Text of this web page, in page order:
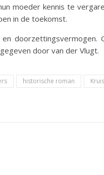
moeder kennis te
in de toekomst.
doorzettingsvermogen.
door van der Vlugt.
historische roman